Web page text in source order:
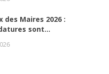
des Maires 2026 :
sont...